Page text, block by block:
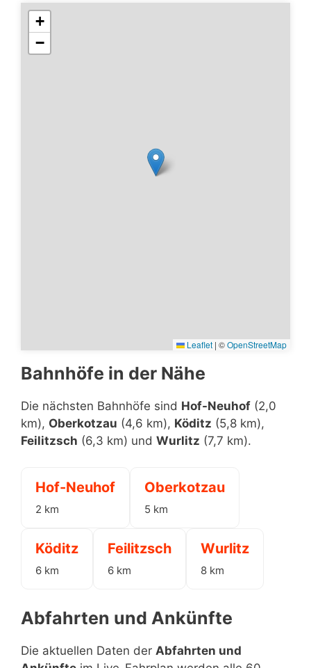
+
−
Leaflet | ©OpenStreetMap
Bahnhöfe in der Nähe
Die nächsten Bahnhöfe sind Hof-Neuhof (2,0
km), Oberkotzau (4,6 km), Köditz (5,8 km),
Feilitzsch (6,3 km) und Wurlitz (7,7 km).
Hof-Neuhof
2 km
Oberkotzau
5 km
Köditz
6 km
Feilitzsch
6 km
Wurlitz
8 km
Abfahrten und Ankünfte
Die aktuellen Daten der Abfahrten und